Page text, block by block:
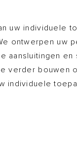
uw individuele
ontwerpen uw
aansluitingen en
verder bouwen
individuele